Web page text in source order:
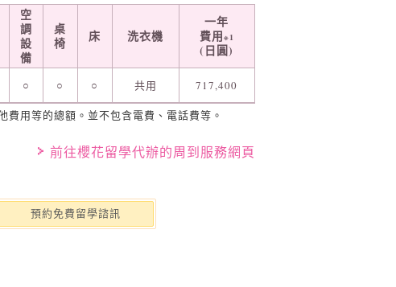
空
調
設
備
桌
椅
床 洗衣機
一年
費用※1
(日圓)
○ ○ ○ 共用 717,400
用等的總額。並不包含電費、電話費等。
前往櫻花留學代辦的周到服務網頁
預約免費留學諮訊